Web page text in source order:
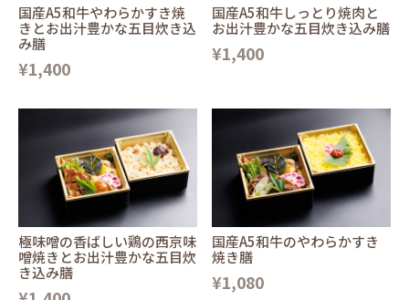
国産A5和牛やわらかすき焼
きとお出汁豊かな五目炊き込
み膳
¥1,400
国産A5和牛しっとり焼肉と
お出汁豊かな五目炊き込み膳
¥1,400
極味噌の香ばしい鶏の西京味
噌焼きとお出汁豊かな五目炊
き込み膳
国産A5和牛のやわらかすき
焼き膳
¥1,080